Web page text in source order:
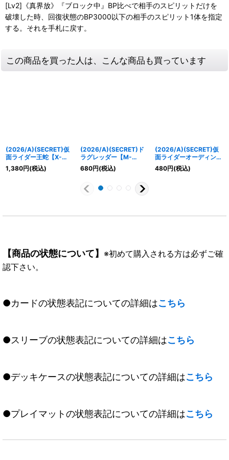
[Lv2]《真界放》『ブロック中』BP比べで相手のスピリットだけを
破壊した時、回復状態のBP3000以下の相手のスピリット1体を指定
する。それを手札に戻す。
この商品を買った人は、こんな商品も買っています
(2026/A)(SECRET)仮
面ライダー王蛇【X-
SEC】{26RCB01-X04}
《白》
1,380円(税込)
(2026/A)(SECRET)ド
ラグレッダー【M-
SEC】{26RCB01-031}
《白》
680円(税込)
(2026/A)(SECRET)仮
面ライダーオーディン
【M-SEC】{26RCB01-
038}《白》
480円(税込)
【商品の状態について】 ※初めて購入される方は必ずご確
認下さい。
●カードの状態表記についての詳細はこちら
●スリーブの状態表記についての詳細はこちら
●デッキケースの状態表記についての詳細はこちら
●プレイマットの状態表記についての詳細はこちら